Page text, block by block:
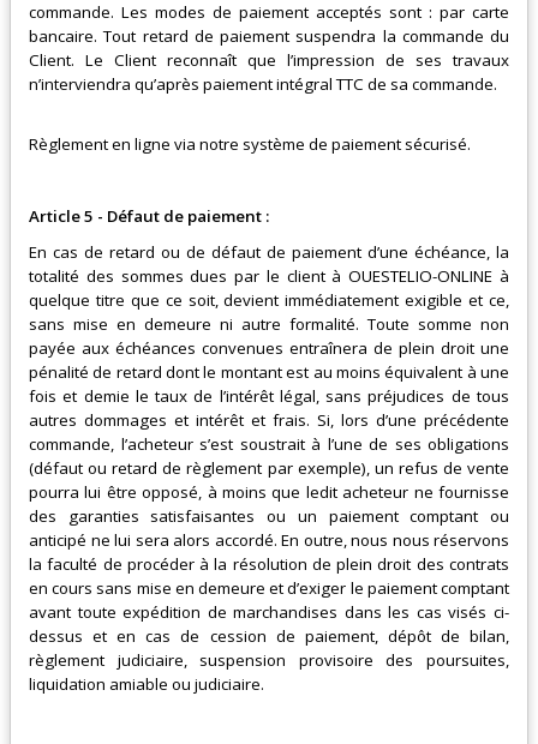
commande. Les modes de paiement acceptés sont : par carte
bancaire. Tout retard de paiement suspendra la commande du
Client. Le Client reconnaît que l’impression de ses travaux
n’interviendra qu’après paiement intégral TTC de sa commande.
Règlement en ligne via notre système de paiement sécurisé.
Article 5 - Défaut de paiement :
En cas de retard ou de défaut de paiement d’une échéance, la
totalité des sommes dues par le client àOUESTELIO-ONLINE à
quelque titre que ce soit, devient immédiatement exigible et ce,
sans mise en demeure ni autre formalité. Toute somme non
payée aux échéances convenues entraînera de plein droit une
pénalité de retard dont le montant est au moins équivalent à une
fois et demie le taux de l’intérêt légal, sans préjudices de tous
autres dommages et intérêt et frais. Si, lors d’une précédente
commande, l’acheteur s’est soustrait à l’une de ses obligations
(défaut ou retard de règlement par exemple), un refus de vente
pourra lui être opposé, à moins que ledit acheteur ne fournisse
des garanties satisfaisantes ou un paiement comptant ou
anticipé ne lui sera alors accordé. En outre, nous nous réservons
la faculté de procéder à la résolution de plein droit des contrats
en cours sans mise en demeure et d’exiger le paiement comptant
avant toute expédition de marchandises dans les cas visés ci-
dessus et en cas de cession de paiement, dépôt de bilan,
règlement judiciaire, suspension provisoire des poursuites,
liquidation amiable ou judiciaire.